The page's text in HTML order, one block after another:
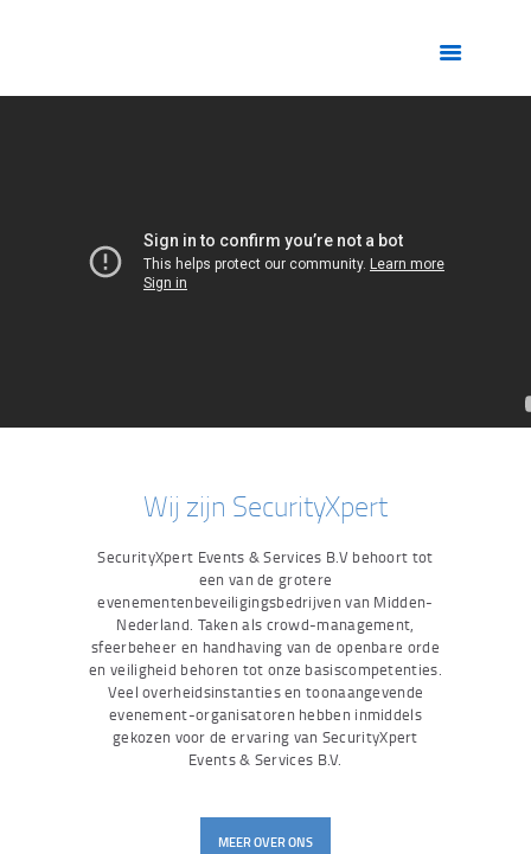
CONTACT
Wij zijn SecurityXpert
SecurityXpert Events & Services B.V behoort tot
een van de grotere
evenementenbeveiligingsbedrijven van Midden-
Nederland. Taken als crowd-management,
sfeerbeheer en handhaving van de openbare orde
en veiligheid behoren tot onze basiscompetenties.
Veel overheidsinstanties en toonaangevende
evenement-organisatoren hebben inmiddels
gekozen voor de ervaring van SecurityXpert
Events & Services B.V.
MEER OVER ONS